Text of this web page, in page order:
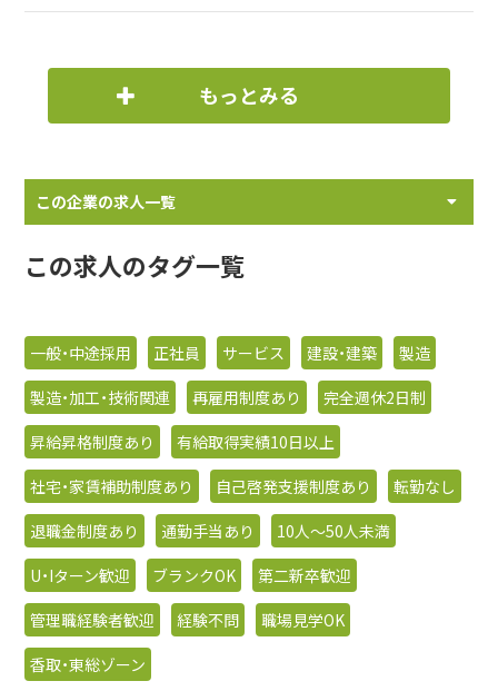
もっとみる
この企業の求人一覧
この求人のタグ一覧
一般・中途採用 正社員 サービス 建設・建築
製造
製造・加工・技術関連
再雇用制度あり
完全週休2日制
昇給昇格制度あり
有給取得実績10日以上
社宅・家賃補助制度あり
自己啓発支援制度あり
転勤なし
退職金制度あり
通勤手当あり
10人〜50人未満
U・Iターン歓迎
ブランクOK
第二新卒歓迎
管理職経験者歓迎
経験不問
職場見学OK
香取・東総ゾーン